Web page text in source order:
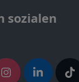
sozialen